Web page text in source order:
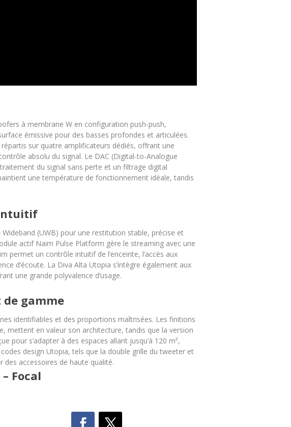
à membrane W en configuration push-push,
émissive pour des basses profondes et articulées.
sur quatre amplificateurs dédiés, offrant une
absolu du signal. Le DAC (Digital-to-Analogue
du signal sans perte et un filtrage digital
une température de fonctionnement idéale, tandis
(UWB) pour une restitution stable, précise et
actif Naim Pulse Platform gère le streaming avec une
permet un contrôle intuitif de l’enceinte, l’accès aux
d’écoute. La Diva Alta Utopia s’intègre également aux
une grande polyvalence d’usage.
gamme
identifiables et des proportions maîtrisées. Les finitions
mettent en valeur son architecture, tandis que la version
pour s’adapter à des espaces allant jusqu’à 120 m²,
design Utopia, tels que la double grille du tweeter et
accessoires de haute qualité.
– Focal